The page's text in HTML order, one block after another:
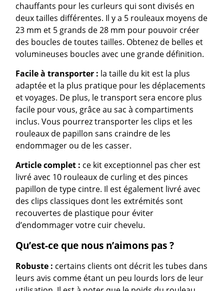
chauffants pour les curleurs qui sont divisés en
deux tailles différentes. Il y a 5 rouleaux moyens de
23 mm et 5 grands de 28 mm pour pouvoir créer
des boucles de toutes tailles. Obtenez de belles et
volumineuses boucles avec une grande définition.
Facile à transporter : la taille du kit est la plus
adaptée et la plus pratique pour les déplacements
et voyages. De plus, le transport sera encore plus
facile pour vous, grâce au sac à compartiments
inclus. Vous pourrez transporter les clips et les
rouleaux de papillon sans craindre de les
endommager ou de les casser.
Article complet : ce kit exceptionnel pas cher est
livré avec 10 rouleaux de curling et des pinces
papillon de type cintre. Il est également livré avec
des clips classiques dont les extrémités sont
recouvertes de plastique pour éviter
d’endommager votre cuir chevelu.
Qu’est-ce que nous n’aimons pas ?
Robuste : certains clients ont décrit les tubes dans
leurs avis comme étant un peu lourds lors de leur